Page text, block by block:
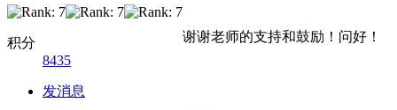
积分
8435
发消息
谢谢老师的支持和鼓励！问好！